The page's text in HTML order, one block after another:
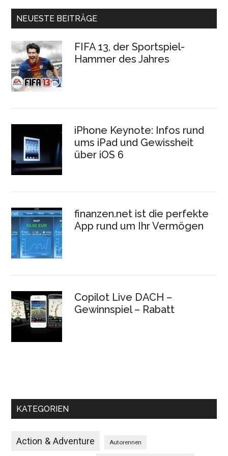
NEUESTE BEITRÄGE
FIFA 13, der Sportspiel-
Hammer des Jahres
iPhone Keynote: Infos rund
ums iPad und Gewissheit
über iOS 6
finanzen.net ist die perfekte
App rund um Ihr Vermögen
Copilot Live DACH –
Gewinnspiel – Rabatt
KATEGORIEN
Action & Adventure Autorennen